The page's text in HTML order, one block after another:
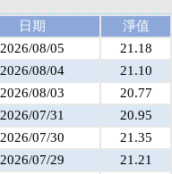
日期 淨值
2026/08/05
21.18
2026/08/04
21.10
2026/08/03
20.77
2026/07/31
20.95
2026/07/30
21.35
2026/07/29
21.21